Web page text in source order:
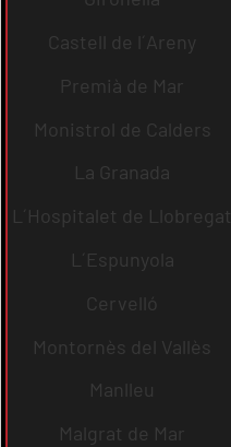
Castell de l´Areny
Premià de Mar
Monistrol de Calders
La Granada
L´Hospitalet de Llobregat
L´Espunyola
Cervelló
Montornès del Vallès
Manlleu
Malgrat de Mar